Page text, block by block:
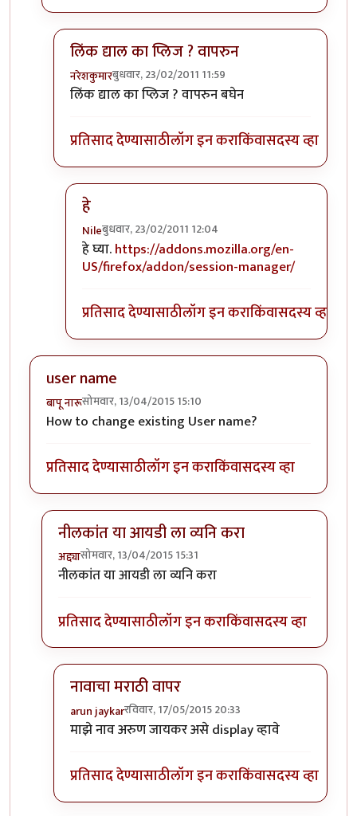
लिंक द्याल का प्लिज ? वापरुन
नरेशकुमारबुधवार, 23/02/2011 11:59
In reply to+१byNile
लिंक द्याल का प्लिज ? वापरुन बघेन
प्रतिसाद देण्यासाठीलॉग इन कराकिंवासदस्य व्हा
हे
Nileबुधवार, 23/02/2011 12:04
In reply toलिंक द्याल का प्लिज ? वापरुनby
हे घ्या.https://addons.mozilla.org/en-
US/firefox/addon/session-manager/
प्रतिसाद देण्यासाठीलॉग इन कराकिंवासदस्य व्हा
user name
बापू नारूसोमवार, 13/04/2015 15:10
How to change existing User name?
प्रतिसाद देण्यासाठीलॉग इन कराकिंवासदस्य व्हा
नीलकांत या आयडी ला व्यनि करा
अद्द्यासोमवार, 13/04/2015 15:31
In reply touser namebyबापू नारू
नीलकांत या आयडी ला व्यनि करा
प्रतिसाद देण्यासाठीलॉग इन कराकिंवासदस्य व्हा
नावाचा मराठी वापर
arun jaykarरविवार, 17/05/2015 20:33
In reply toनीलकांत या आयडी ला व्यनि करा
माझे नाव अरुण जायकर असे display व्हावे
प्रतिसाद देण्यासाठीलॉग इन कराकिंवासदस्य व्हा